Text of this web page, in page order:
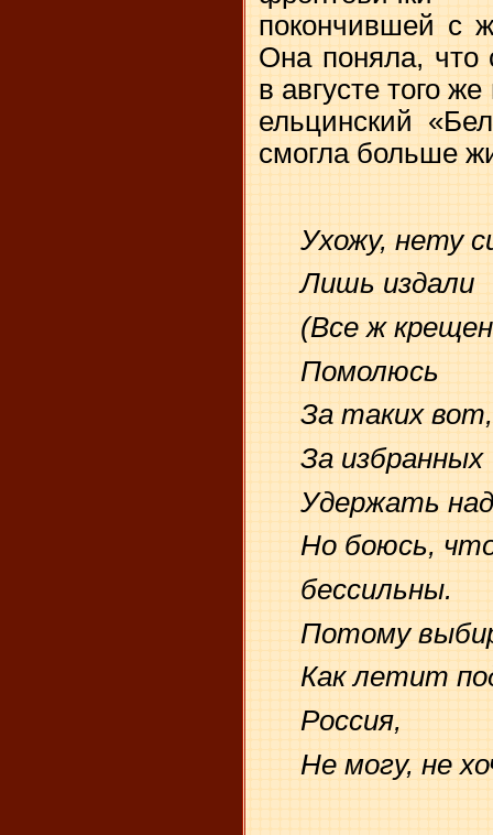
покончившей с
Она поняла, что
в августе того
ельцинский
смогла больше
Ухожу, нету
Лишь издали
(Все ж
Помолюсь
За таких
За избранных
Удержать
Но боюсь,
бессильны.
Потому
Как летит
Россия,
Не могу, не